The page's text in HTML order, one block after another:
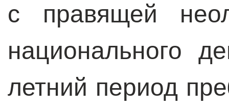
с правящей
национального
летний период